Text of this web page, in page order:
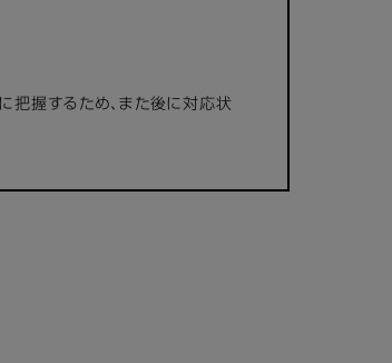
把握するため、また後に対応状